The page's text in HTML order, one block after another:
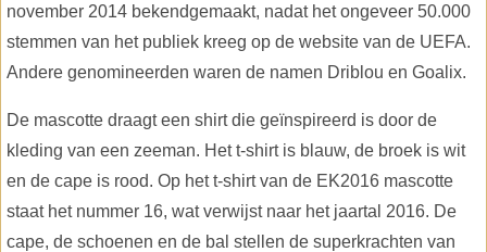
november 2014 bekendgemaakt, nadat het ongeveer 50.000
stemmen van het publiek kreeg op de website van de UEFA.
Andere genomineerden waren de namen Driblou en Goalix.
De mascotte draagt een shirt die geïnspireerd is door de
kleding van een zeeman. Het t-shirt is blauw, de broek is wit
en de cape is rood. Op het t-shirt van de EK2016 mascotte
staat het nummer 16, wat verwijst naar het jaartal 2016. De
cape, de schoenen en de bal stellen de superkrachten van